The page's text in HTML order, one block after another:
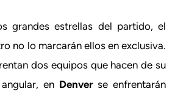
grandes estrellas del partido, el
no lo marcarán ellos en exclusiva.
dos equipos que hacen de su
en Denverse enfrentarán